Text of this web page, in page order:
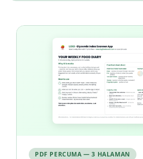
PDF PERCUMA — 3 HALAMAN